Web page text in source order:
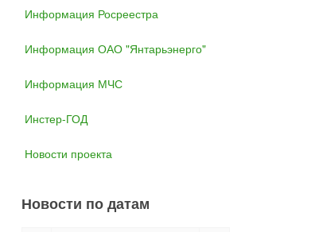
Информация Росреестра
Информация ОАО "Янтарьэнерго"
Информация МЧС
Инстер-ГОД
Новости проекта
Новости по датам